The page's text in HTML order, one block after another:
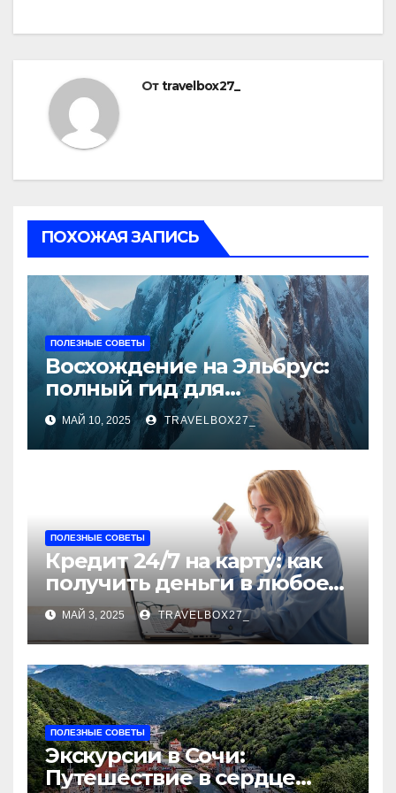
Отtravelbox27_
ПОХОЖАЯ ЗАПИСЬ
ПОЛЕЗНЫЕ СОВЕТЫ
Восхождение на Эльбрус:
полный гид для
покорителя высочайшей
вершины Европы
МАЙ 10, 2025 TRAVELBOX27_
ПОЛЕЗНЫЕ СОВЕТЫ
Кредит 24/7 на карту: как
получить деньги в любое
время суток
МАЙ 3, 2025 TRAVELBOX27_
ПОЛЕЗНЫЕ СОВЕТЫ
Экскурсии в Сочи:
Путешествие в сердце